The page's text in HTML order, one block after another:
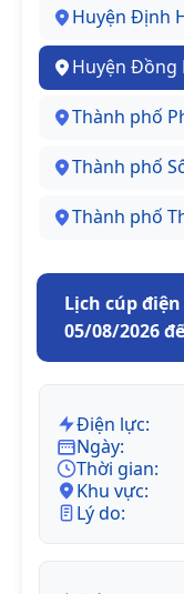
Huyện Định
Huyện Đồng
Thành phố
Thành phố
Thành phố
Lịch cúp
05/08/2026
Điện lực:
Ngày:
Thời gian:
Khu vực:
Lý do: